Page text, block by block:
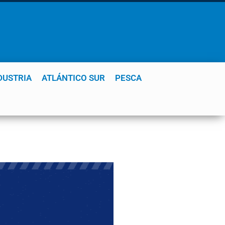
ATLÁNTICO SUR PESCA